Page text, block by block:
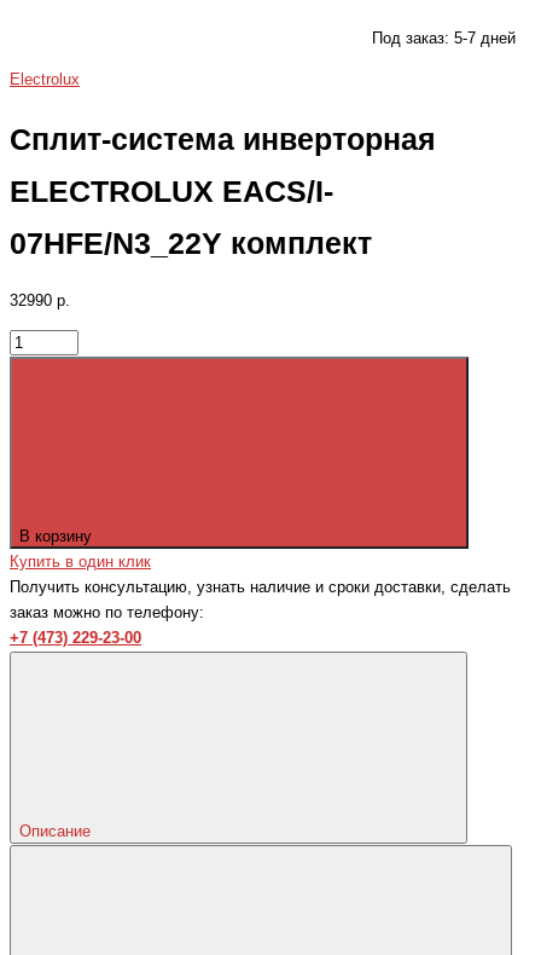
Под заказ: 5-7 дней
Electrolux
Сплит-система инверторная
ELECTROLUX EACS/I-
07HFE/N3_22Y комплект
32990 р.
В корзину
Купить в один клик
Получить консультацию, узнать наличие и сроки доставки, сделать
заказ можно по телефону:
+7 (473) 229-23-00
Описание